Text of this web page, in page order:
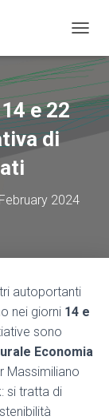
e 22
di
2024
autoportanti
nei giorni 14 e
sono
Economia
Massimiliano
si tratta di